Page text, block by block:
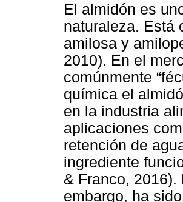
El almidón es
naturaleza. Está
amilosa y
2010). En el
comúnmente
química el
en la industria
aplicaciones
retención de
ingrediente
& Franco,
embargo, ha